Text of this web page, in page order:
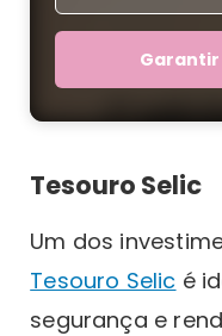
Tesouro Selic
Um dos
Tesouro Selic é
segurança e